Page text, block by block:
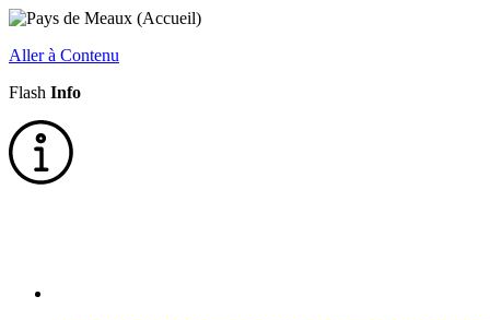
Aller à Contenu
Flash Info